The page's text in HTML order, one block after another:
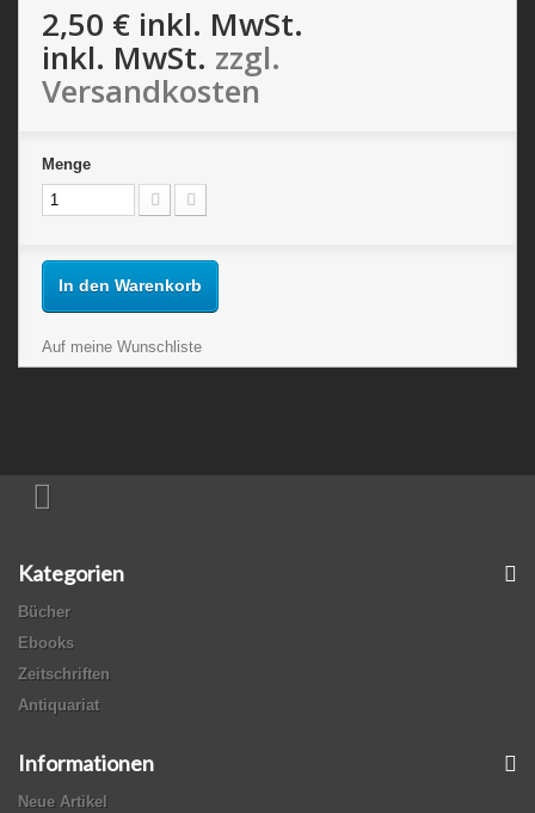
2,50 € inkl. MwSt.
inkl. MwSt. zzgl.
Versandkosten
Menge
In den Warenkorb
Auf meine Wunschliste
Kategorien
Bücher
Ebooks
Zeitschriften
Antiquariat
Informationen
Neue Artikel